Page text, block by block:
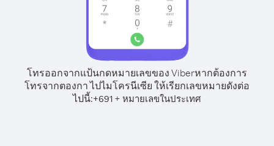
โทรออกจากแป้นกดหมายเลขของ Viberหากต้องการ
โทรจากตองกา ไปไมโครนีเซีย ให้เรียกเลขหมายดังต่อ
ไปนี้:+691 + หมายเลขในประเทศ